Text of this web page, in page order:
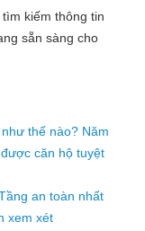
kiếm thông tin
sẵn sàng cho
thế nào? Năm
căn hộ tuyệt
an toàn nhất
xem xét